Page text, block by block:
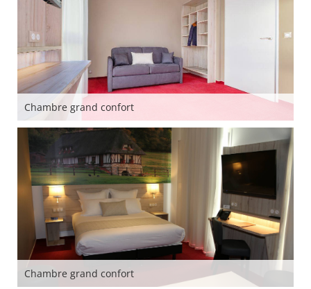
Chambre grand confort
Chambre grand confort